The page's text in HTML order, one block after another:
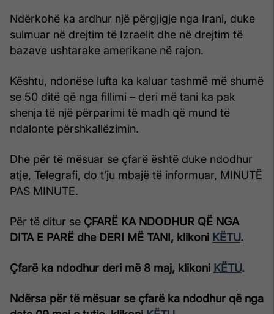
Ndërkohë ka ardhur një përgjigje nga Irani, duke
sulmuar në drejtim të Izraelit dhe në drejtim të
bazave ushtarake amerikane në rajon.
Kështu, ndonëse lufta ka kaluar tashmë më shumë
se 50 ditë që nga fillimi – deri më tani ka pak
shenja të një përparimi të madh që mund të
ndalonte përshkallëzimin.
Dhe për të mësuar se çfarë është duke ndodhur
atje, Telegrafi, do t’ju mbajë të informuar, MINUTË
PAS MINUTE.
Për të ditur se ÇFARË KA NDODHUR QË NGA
DITA E PARË dhe DERI MË TANI, klikoni KËTU.
Çfarë ka ndodhur deri më 8 maj, klikoni KËTU.
Ndërsa për të mësuar se çfarë ka ndodhur që nga